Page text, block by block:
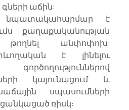
գների աճին:
նպատակահարմար է
քաղաքականության
թողնել անփոփոխ:
է լինելու
կայունացում և
սպասումների
ռիսկ: